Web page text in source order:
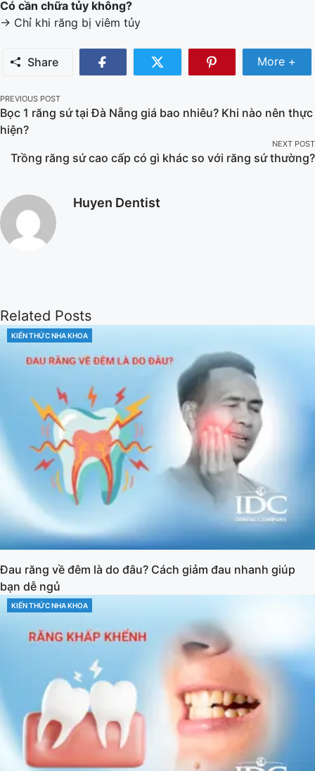
Có cần chữa tủy không?
→ Chỉ khi răng bị viêm tủy
Share More +
PREVIOUS POST
Bọc 1 răng sứ tại Đà Nẵng giá bao nhiêu? Khi nào nên thực
hiện?
NEXT POST
Trồng răng sứ cao cấp có gì khác so với răng sứ thường?
Huyen Dentist
Related Posts
KIẾN THỨC NHA KHOA
Đau răng về đêm là do đâu? Cách giảm đau nhanh giúp
bạn dễ ngủ
KIẾN THỨC NHA KHOA